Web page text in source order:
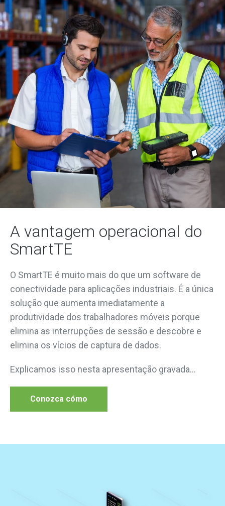
A vantagem operacional do
SmartTE
O SmartTE é muito mais do que um software de
conectividade para aplicações industriais. É a única
solução que aumenta imediatamente a
produtividade dos trabalhadores móveis porque
elimina as interrupções de sessão e descobre e
elimina os vícios de captura de dados.
Explicamos isso nesta apresentação gravada...
Conozca cómo